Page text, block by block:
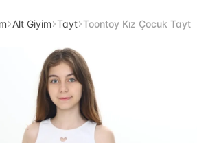
Alt Giyim Tayt Toontoy Kız Çocuk Tayt